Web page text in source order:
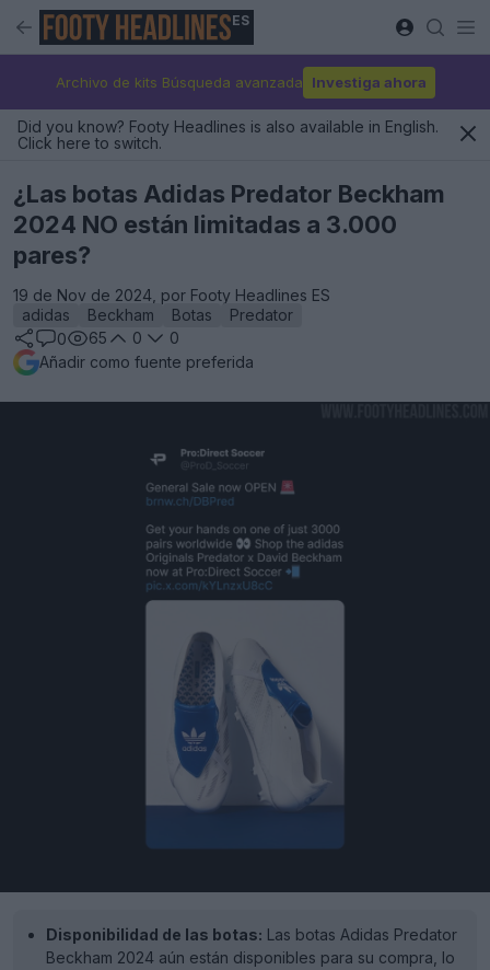
ES
Archivo de kits Búsqueda avanzada Investiga ahora
Did you know? Footy Headlines is also available in English.
Click here to switch.
¿Las botas Adidas Predator Beckham
2024 NO están limitadas a 3.000
pares?
19 de Nov de 2024, por Footy Headlines ES
adidas
Beckham Botas
Predator
0
65 0
0
Añadir como fuente preferida
Disponibilidad de las botas: Las botas Adidas Predator
Beckham 2024 aún están disponibles para su compra, lo